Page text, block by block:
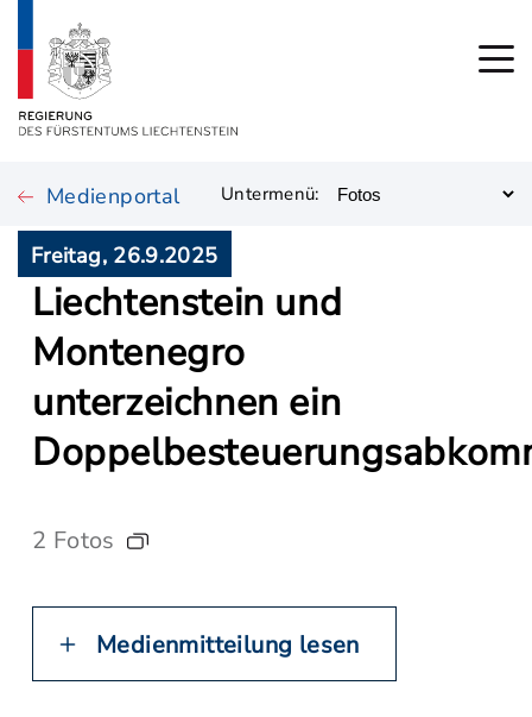
Medienportal Untermenü:
Freitag, 26.9.2025
Liechtenstein und
Montenegro
unterzeichnen ein
2 Fotos
Medienmitteilung lesen